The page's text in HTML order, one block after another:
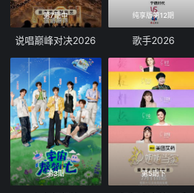
第7期中
说唱巅峰对决2026
纯享版第12期
歌手2026
第3期 第5期下